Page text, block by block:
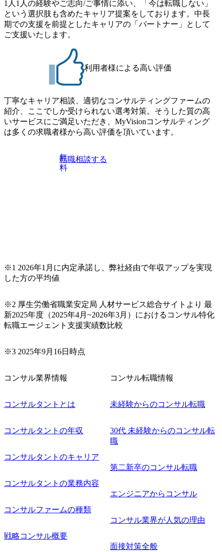
Consulting代表取締役の早田とMDやその他現場社員が複数
名参加する予定です！ ●費用 : 無料 虎ノ門ヒルズ付近 ※詳
細な場所については参加者の方へ個別でご連絡いたしま
す。 コンサルファームにてマネージャー以上の職務を担当
切り開くテクノロジーの変革」 https://forbesjapan.com/articles/
preview/68657?preview=TAI1oir8Coe5Df3zuZhtd24YfH72/Zzdm
BTIEMOnWUWREjOFLO1IL1KPEi4dgCbb Forbes JAPAN Bra
ndVoice Studio 「求めるのは、競争と連帯 。IT特化の急成長
ファーム・Dirbatoの社員支援」 https://forbesjapan.com/articles/
detail/69848 MyViision企業インタビュー① https://my-vision.co.
jp/consulting-firm/dirbato/interview01 MyViision企業インタビュ
ー② https://my-vision.co.jp/consulting-firm/dirbato/interview02 20
26年8月18日(火) 19:00開始～最長20:00終了 2026年8月13日
(木) 16:00 当日はDirbatoの現役トップコンサルタントが業界
動向を踏まえ、コンサルティング市場の最新トレンドをお
伝えいたします。コンサルティング業界への転職を迷われ
ている方や情報収集を行いたい方のご参加も歓迎です。更
ンサルタントも登壇しますので、当社へ気になることや転
職後のご不安な事はその場でご質問いただけますので、ぜ
承ください。 【服装・持ち物】 ・特になし カジュアルな服
装でご参加ください。 【募集ポジション】 ITコンサルタン
定 ・全社デジタルトランスフォーメーション企画構想 ・業
務/組織/システムの現状分析/RPA選定/導入/実装 ・プライベ
ート/パブリッククラウド導入 ・AI活用による業務効率化/
企画 ・Disruptive Technologyを活用した新規事業の立案/推
上げていきたい ・サービスやソリューションに捉われず、
でのプロジェクトに参画し、自身のスキルアップを図りた
規事業開発にも興味があり、ゆくゆくはチャレンジしてみ
1人1人の経験やご志向/ご事情に添い、「今は転職しない」
という選択肢も含めたキャリア提案をしております。中長
期での支援を前提としたキャリアの「パートナー」として
ご支援いたします。
利用者様による高い評価
丁寧なキャリア相談、適切なコンサルティングファームの
紹介、ここでしか受けられない選考対策。そうした質の高
いサービスにご満足いただき、MyVisionコンサルティング
は多くの求職者様から高い評価を頂いています。
無
料
転職相談する
※1 2026年1月に内定承諾し、弊社経由で年収アップを実現
した方の平均値
※2 厚生労働省職業安定局 人材サービス総合サイトより 最
新2025年度（2025年4月~2026年3月）におけるコンサル特化
転職エージェント支援実績数比較
※3 2025年9月16日時点
コンサル業界情報
コンサルタントとは
コンサルタントの年収
コンサルタントのキャリア
コンサルタントの業務内容
コンサルファームの種類
戦略コンサル概要
コンサル転職情報
未経験からのコンサル転職
30代 未経験からのコンサル転
職
第二新卒のコンサル転職
エンジニアからコンサル
コンサル業界が人気の理由
面接対策全般